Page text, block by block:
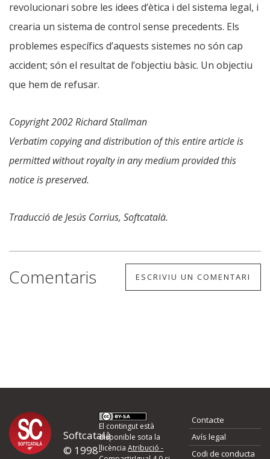
revolucionari sobre les idees d’ètica i del sistema legal, i
crearia un sistema de control sense precedents. Els
problemes específics d’aquests sistemes no són cap
accident; són el resultat de l’objectiu bàsic. Un objectiu
que hem de refusar.
Copyright 2002 Richard Stallman
Verbatim copying and distribution of this entire article is
permitted without royalty in any medium provided this
notice is preserved.
Traducció de Jesús Corrius, Softcatalà.
Comentaris ESCRIVIU UN COMENTARI
Softcatalà
© 1998-
El contingut està
disponible sota la
llicènciaAtribució -
Contacte
Avís legal
Codi de conducta